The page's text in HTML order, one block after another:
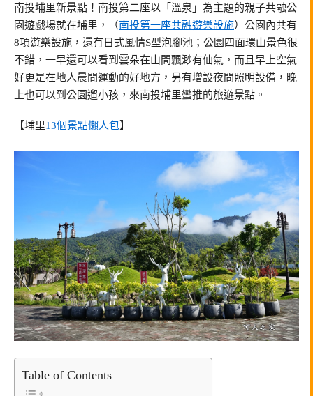
南投埔里新景點！南投第二座以「溫泉」為主題的親子共融公
園遊戲場就在埔里，（南投第一座共融遊樂設施）公園內共有
8項遊樂設施，還有日式風情S型泡腳池；公園四面環山景色很
不錯，一早還可以看到雲朵在山間飄渺有仙氣，而且早上空氣
好更是在地人晨間運動的好地方，另有增設夜間照明設備，晚
上也可以到公園遛小孩，來南投埔里蠻推的旅遊景點。
【埔里13個景點懶人包】
Table of Contents